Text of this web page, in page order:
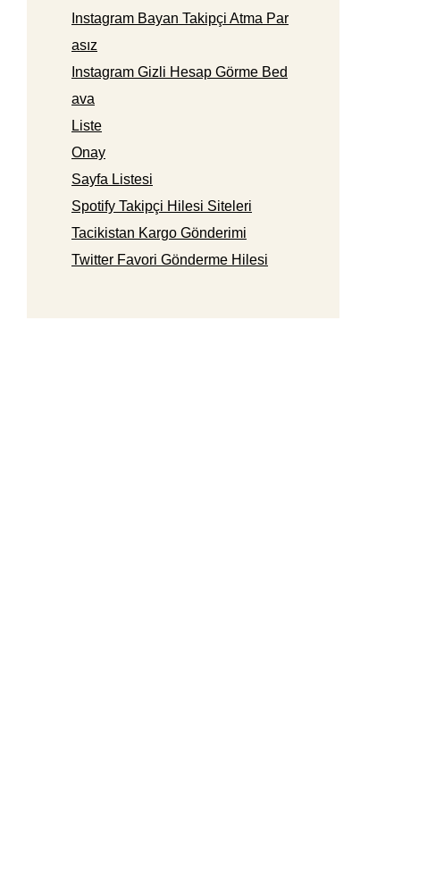
Instagram Bayan Takipçi Atma Par
asız
Instagram Gizli Hesap Görme Bed
ava
Liste
Onay
Sayfa Listesi
Spotify Takipçi Hilesi Siteleri
Tacikistan Kargo Gönderimi
Twitter Favori Gönderme Hilesi